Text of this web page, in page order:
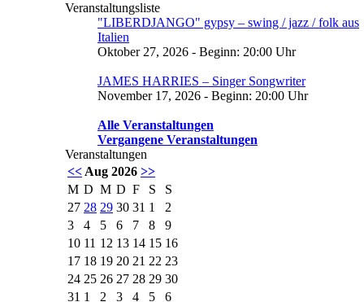
Veranstaltungsliste
"LIBERDJANGO" gypsy – swing / jazz / folk aus
Italien
Oktober 27, 2026 - Beginn: 20:00 Uhr
JAMES HARRIES – Singer Songwriter
November 17, 2026 - Beginn: 20:00 Uhr
Alle Veranstaltungen
Vergangene Veranstaltungen
Veranstaltungen
<< Aug 2026 >>
M D M D F S
S
27 28 29 30 31 1
2
3
4 5 6 7 8
9
10 11 12 13 14 15 16
17 18 19 20 21 22 23
24 25 26 27 28 29 30
31 1 2 3 4 5
6